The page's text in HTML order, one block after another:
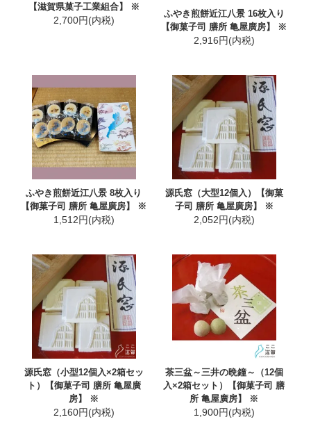
【滋賀県菓子工業組合】 ※
2,700円(内税)
ふやき煎餅近江八景 16枚入り
【御菓子司 膳所 亀屋廣房】 ※
2,916円(内税)
ふやき煎餅近江八景 8枚入り
【御菓子司 膳所 亀屋廣房】 ※
1,512円(内税)
源氏窓（大型12個入）【御菓
子司 膳所 亀屋廣房】 ※
2,052円(内税)
源氏窓（小型12個入×2箱セッ
ト）【御菓子司 膳所 亀屋廣
房】 ※
2,160円(内税)
茶三盆～三井の晩鐘～（12個
入×2箱セット）【御菓子司 膳
所 亀屋廣房】 ※
1,900円(内税)